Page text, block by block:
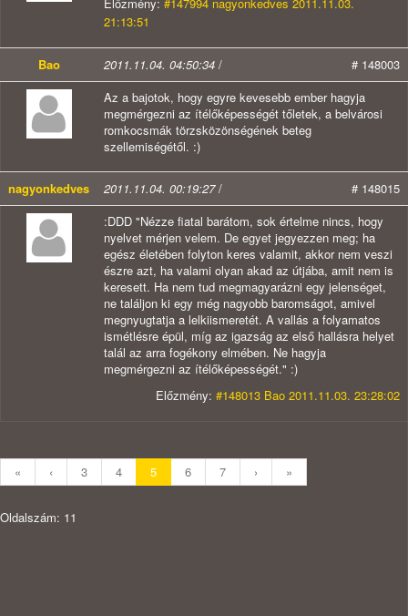
21:13:51
Bao 2011.11.04. 04:50:34 /
# 148003
Az a bajotok, hogy egyre kevesebb ember hagyja
megmérgezni az ítélőképességét tőletek, a belvárosi
romkocsmák törzsközönségének beteg
szellemiségétől. :)
nagyonkedves 2011.11.04. 00:19:27/
# 148015
:DDD "Nézze fiatal barátom, sok értelme nincs, hogy
nyelvet mérjen velem. De egyet jegyezzen meg; ha
egész életében folyton keres valamit, akkor nem veszi
észre azt, ha valami olyan akad az útjába, amit nem is
keresett. Ha nem tud megmagyarázni egy jelenséget,
ne találjon ki egy még nagyobb baromságot, amivel
megnyugtatja a lelkiismeretét. A vallás a folyamatos
ismétlésre épül, míg az igazság az első hallásra helyet
talál az arra fogékony elmében. Ne hagyja
megmérgezni az ítélőképességét." :)
Előzmény: #148013 Bao 2011.11.03. 23:28:02
« ‹ 3 4 5 6 7 › »
Oldalszám: 11